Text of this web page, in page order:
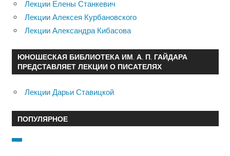
Лекции Елены Станкевич
Лекции Алексея Курбановского
Лекции Александра Кибасова
ЮНОШЕСКАЯ БИБЛИОТЕКА ИМ. А. П. ГАЙДАРА
ПРЕДСТАВЛЯЕТ ЛЕКЦИИ О ПИСАТЕЛЯХ
Лекции Дарьи Ставицкой
ПОПУЛЯРНОЕ